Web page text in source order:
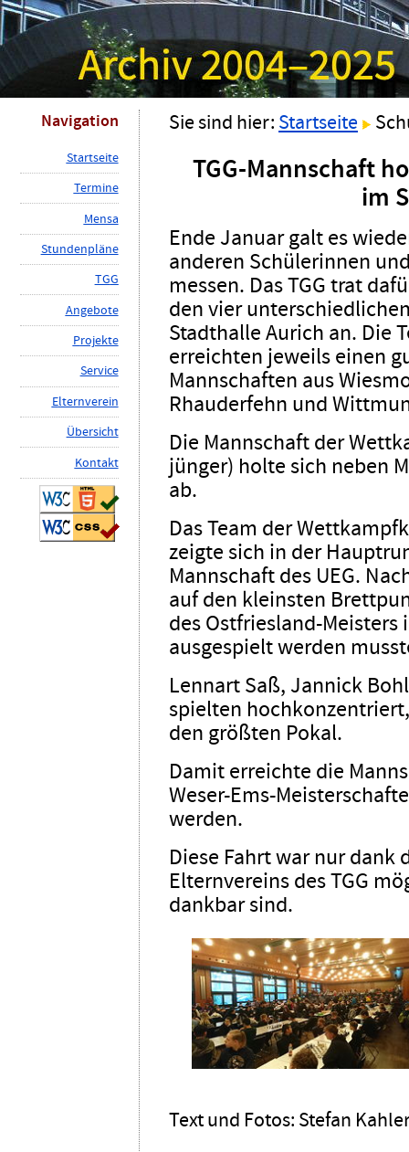
Navigation
Startseite
Termine
Mensa
Stundenpläne
TGG
Angebote
Projekte
Service
Elternverein
Übersicht
Kontakt
Sie sind hier: Startseite
TGG-Mannschaft
im
Ende Januar galt es
anderen Schülerinnen
messen. Das TGG trat
den vier
Stadthalle Aurich an. Die
erreichten jeweils einen
Mannschaften aus
Rhauderfehn und
Die Mannschaft der
jünger) holte sich neben
ab.
Das Team der
zeigte sich in der
Mannschaft des UEG.
auf den kleinsten
des Ostfriesland-
ausgespielt werden
Lennart Saß, Jannick
spielten
den größten Pokal.
Damit erreichte die
Weser-Ems-
werden.
Diese Fahrt war nur
Elternvereins des TGG
dankbar sind.
Text und Fotos: Stefan